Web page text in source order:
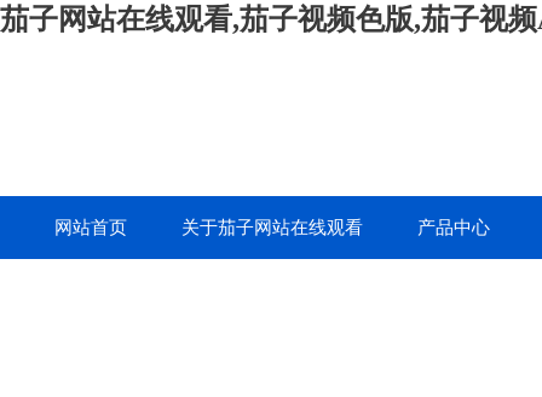
茄子网站在线观看,茄子视频色版,茄子视
网站首页 关于茄子网站在线观看 产品中心